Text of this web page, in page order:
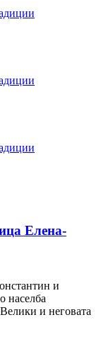
Елена-
и
населба
и неговата